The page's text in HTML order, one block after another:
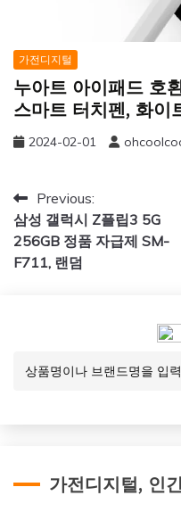
가전디지털
누아트 아이패드 호
스마트 터치펜, 화이
2024-02-01
글
탐
색
Previous:
삼성 갤럭시 Z플립3 5G
256GB 정품 자급제 SM-
F711, 랜덤
가전디지털, 인